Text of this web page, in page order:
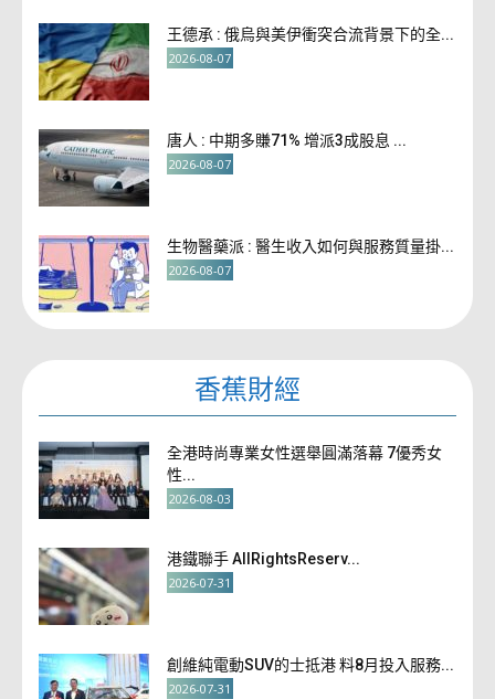
香蕉財經
全港時尚專業女性選舉圓滿落幕 7優秀女
性...
2026-08-03
港鐵聯手 AllRightsReserv...
2026-07-31
創維純電動SUV的士抵港 料8月投入服務...
2026-07-31
王德承 : 俄烏與美伊衝突合流背景下的全...
2026-08-07
唐人 : 中期多賺71% 增派3成股息 ...
2026-08-07
生物醫藥派 : 醫生收入如何與服務質量掛...
2026-08-07